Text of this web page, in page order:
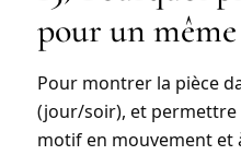
pour un
Pour montrer la pièce
(jour/soir), et permettre
motif en mouvement et